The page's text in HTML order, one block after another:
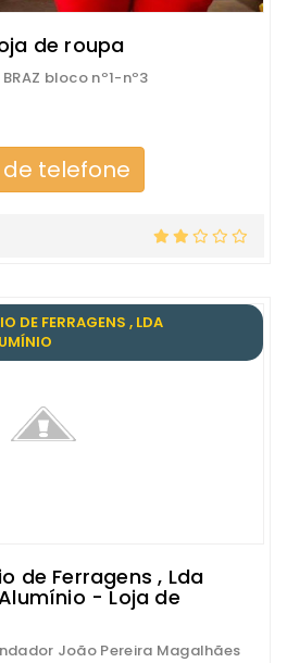
de roupa
BRAZ bloco nº1-nº3
telefone
DE FERRAGENS , LDA
de Ferragens , Lda
- Loja de
João Pereira Magalhães